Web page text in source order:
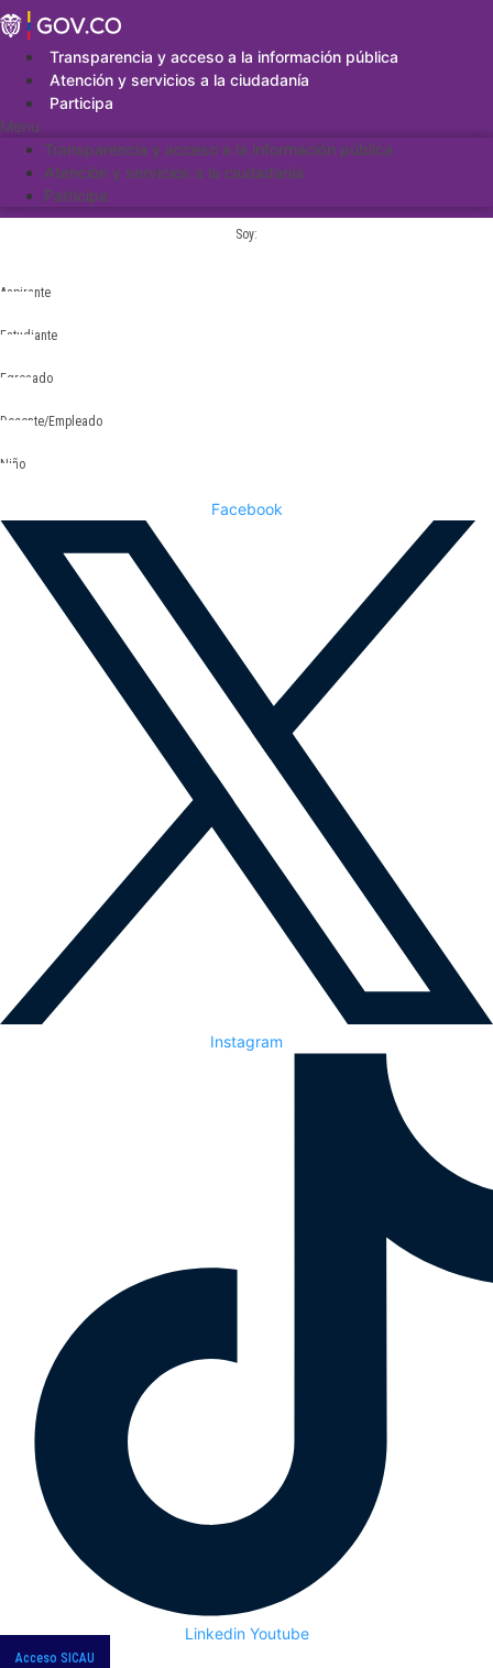
Saltar
al
contenidoTransparencia y acceso a la información pública
Atención y servicios a la ciudadanía
Participa
Menu
Transparencia y acceso a la información pública
Atención y servicios a la ciudadanía
Participa
Soy:
Aspirante
Estudiante
Egresado
Docente/Empleado
Niño
Facebook
Instagram
Linkedin Youtube
Acceso SICAU